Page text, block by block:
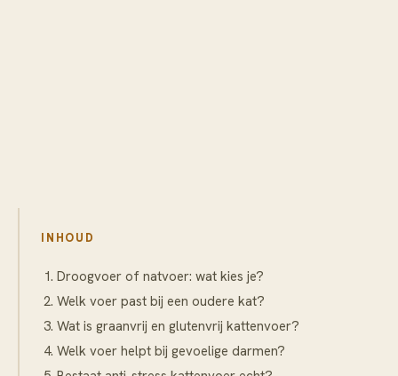
INHOUD
Droogvoer of natvoer: wat kies je?
Welk voer past bij een oudere kat?
Wat is graanvrij en glutenvrij kattenvoer?
Welk voer helpt bij gevoelige darmen?